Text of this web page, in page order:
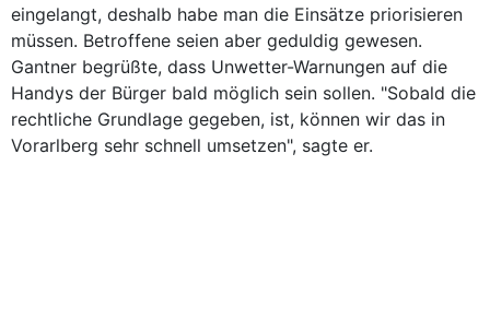
eingelangt, deshalb habe man die Einsätze priorisieren
müssen. Betroffene seien aber geduldig gewesen.
Gantner begrüßte, dass Unwetter-Warnungen auf die
Handys der Bürger bald möglich sein sollen. "Sobald die
rechtliche Grundlage gegeben, ist, können wir das in
Vorarlberg sehr schnell umsetzen", sagte er.